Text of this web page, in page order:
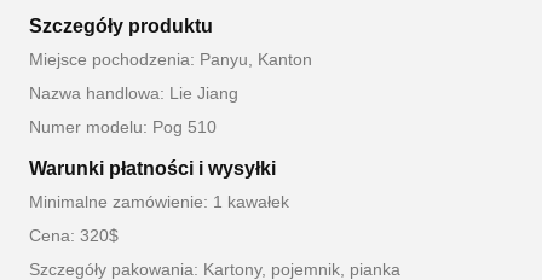
Szczegóły produktu
Miejsce pochodzenia: Panyu, Kanton
Nazwa handlowa: Lie Jiang
Numer modelu: Pog 510
Warunki płatności i wysyłki
Minimalne zamówienie: 1 kawałek
Cena: 320$
Szczegóły pakowania: Kartony, pojemnik, pianka